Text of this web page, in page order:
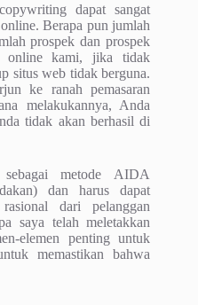
dapat sangat
Berapa pun jumlah
prospek dan prospek
online kami, jika tidak
situs web tidak berguna.
ke ranah pemasaran
melakukannya, Anda
tidak akan berhasil di
metode AIDA
dan harus dapat
dari pelanggan
saya telah meletakkan
elemen penting untuk
memastikan bahwa